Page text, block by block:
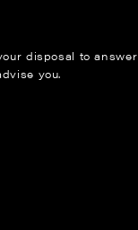
disposal to answer
you.